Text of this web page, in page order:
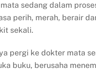
sedang dalam
perih, merah, berair
sekali.
pergi ke dokter mata
buku, berusaha